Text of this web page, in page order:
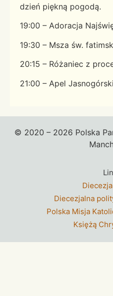
dzień piękną pogodą.
19:00 – Adoracja
19:30 – Msza św.
20:15 – Różaniec z
21:00 – Apel Jasnogórski
© 2020 – 2026 Polska
Diecezjalna
Polska Misja
Księżą